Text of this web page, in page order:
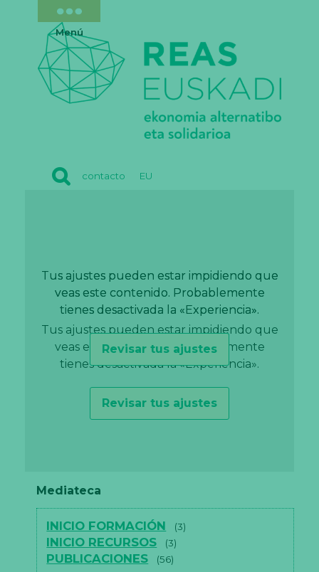
contacto EU
Menú
Tus ajustes pueden estar impidiendo que
veas este contenido. Probablemente
tienes desactivada la «Experiencia».
Revisar tus ajustes
Tus ajustes pueden estar impidiendo que
veas este contenido. Probablemente
tienes desactivada la «Experiencia».
Revisar tus ajustes
Tus ajustes pueden estar impidiendo que
veas este contenido. Probablemente
tienes desactivada la «Experiencia».
Revisar tus ajustes
Mediateca
INICIO FORMACIÓN (3)
INICIO RECURSOS (3)
PUBLICACIONES
(56)